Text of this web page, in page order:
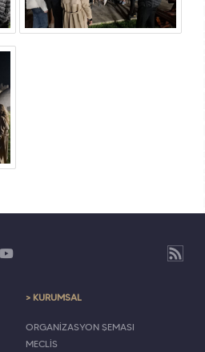
> KURUMSAL
ORGANİZASYON ŞEMASI
MECLİS